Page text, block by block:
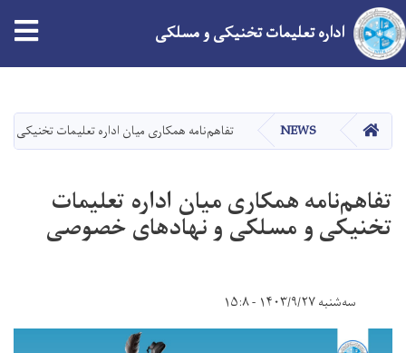
main
content
اداره تعلیمات تخنیکی و مسلکی
HOME
NEWS تفاهم‌نامه همکاری میان اداره تعلیمات
تفاهم‌نامه همکاری میان اداره تعلیمات
تخنیکی و مسلکی و نهادهای خصوصی
سه‌شنبه ۱۴۰۳/۹/۲۷ - ۱۵:۸